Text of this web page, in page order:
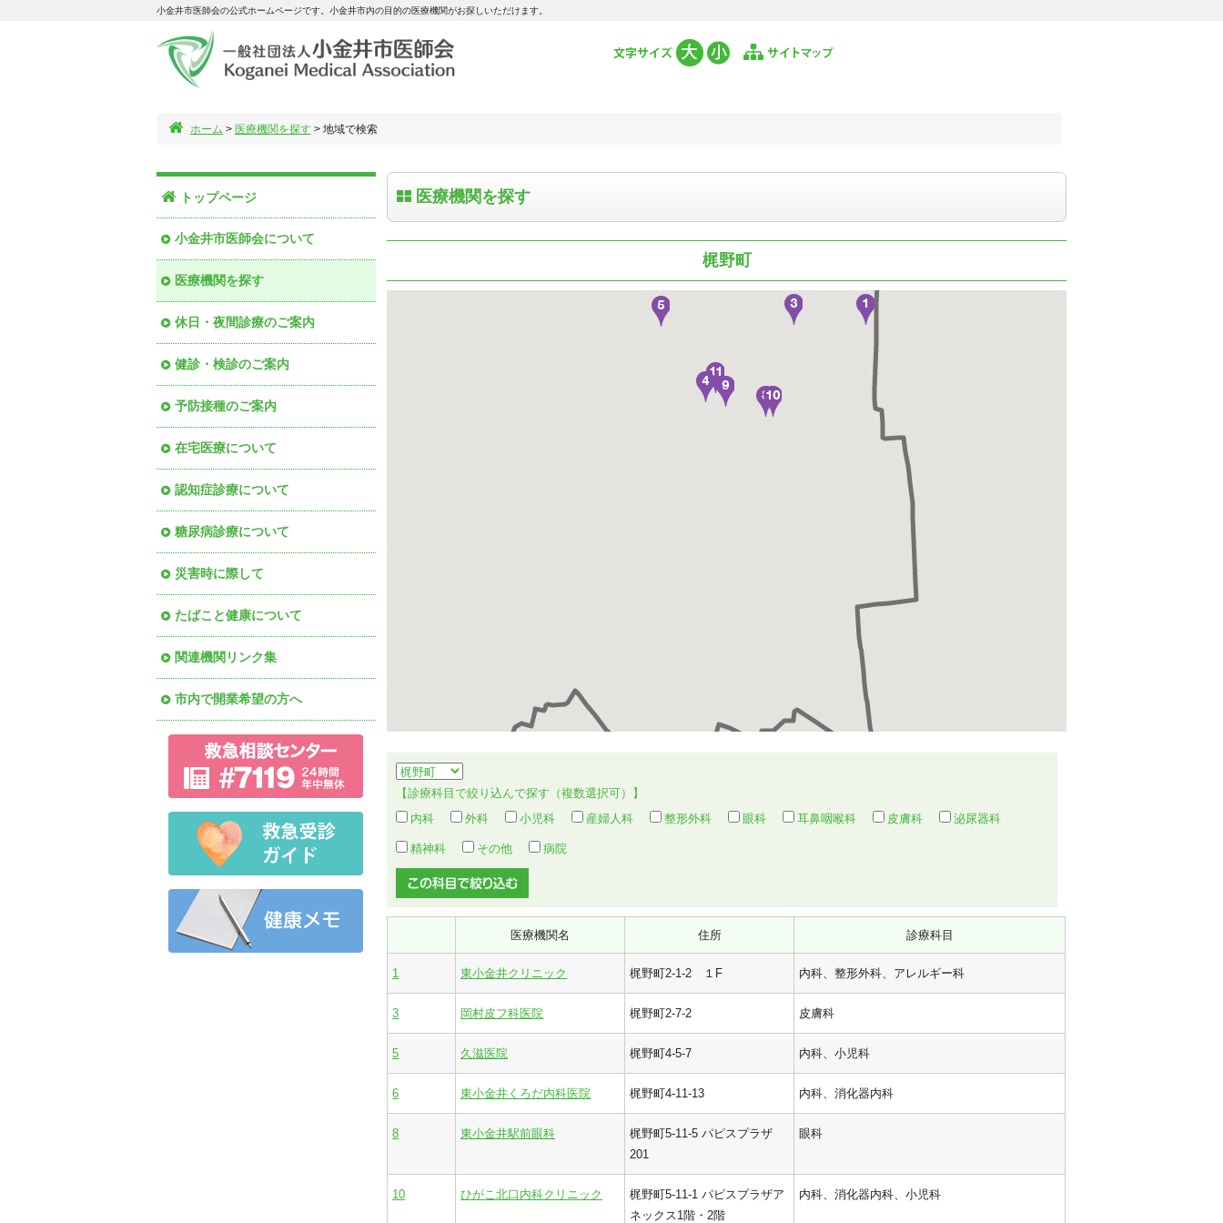
小金井市医師会の公式ホームページです。小金井市内の目的の医療機関がお探しいただけます。
ホーム > 医療機関を探す> 地域で検索
トップページ
小金井市医師会について
医療機関を探す
休日・夜間診療のご案内
健診・検診のご案内
予防接種のご案内
在宅医療について
認知症診療について
糖尿病診療について
災害時に際して
たばこと健康について
関連機関リンク集
市内で開業希望の方へ
医療機関を探す
梶野町
【診療科目で絞り込んで探す（複数選択可）】
内科
外科 小児科 産婦人科 整形外科 眼科 耳鼻咽喉科 皮膚科 泌尿器科
精神科 その他 病院
医療機関名 住所 診療科目
1 東小金井クリニック 梶野町2-1-2 １F 内科、整形外科、アレルギー科
3 岡村皮フ科医院 梶野町2-7-2 皮膚科
5 久滋医院 梶野町4-5-7 内科、小児科
6 東小金井くろだ内科医院 梶野町4-11-13 内科、消化器内科
8 東小金井駅前眼科
梶野町5-11-5 パピスプラザ
201
眼科
10 ひがこ北口内科クリニック
梶野町5-11-1 パピスプラザア
ネックス1階・2階
内科、消化器内科、小児科